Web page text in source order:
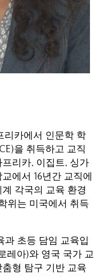
리카에서 인문학 학
을 취득하고 교직
리카, 이집트, 싱가
에서 16년간 교직에
각국의 교육 환경
위는 미국에서 취득
과 초등 담임 교육입
레아)와 영국 국가 교
형 탐구 기반 교육